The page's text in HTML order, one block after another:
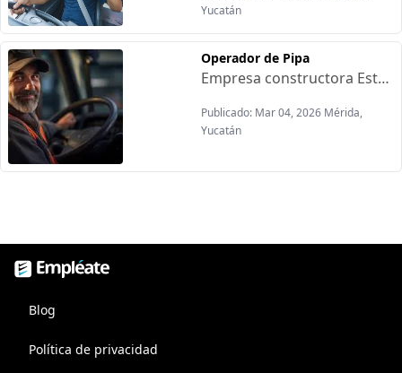
Yucatán
Operador de Pipa
Empresa constructora Está contratando:Requisitos:-Experiencia con pipa o camiones con convertidor-Licencia de conducir Vigente-Reporte de MantenimientoOfrecemos:-Pago quincenal-Prestaciones de ley-Vales de despensa-Fondo de Ahorro Lugar de trabajo: Mérida
Publicado: Mar 04, 2026 Mérida,
Yucatán
Empléate, bolsa de trabajo
Blog
Política de privacidad